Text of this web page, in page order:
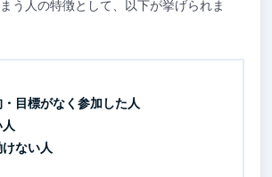
う人の特徴として、以下が挙げられま
目標がなく参加した人
ない人